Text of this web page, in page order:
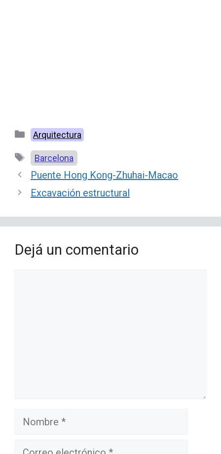
Categorías
Arquitectura
Etiquetas
Barcelona
Puente Hong Kong-Zhuhai-Macao
Excavación estructural
Dejá un comentario
Nombre
Correo